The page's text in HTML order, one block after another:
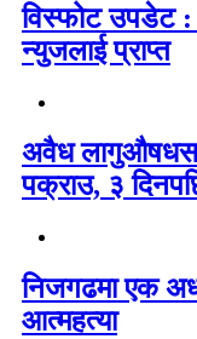
विस्फोट उपडेट :
न्युजलाई प्राप्त
अवैध
पक्राउ, ३
निजगढमा एक
आत्महत्या